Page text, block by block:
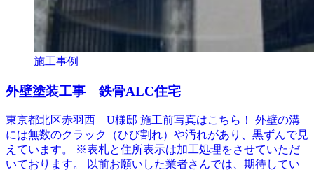
施工事例
外壁塗装工事 鉄骨ALC住宅
東京都北区赤羽西 U様邸 施工前写真はこちら！ 外壁の溝
には無数のクラック（ひび割れ）や汚れがあり、黒ずんで見
えています。 ※表札と住所表示は加工処理をさせていただ
いております。 以前お願いした業者さんでは、期待してい